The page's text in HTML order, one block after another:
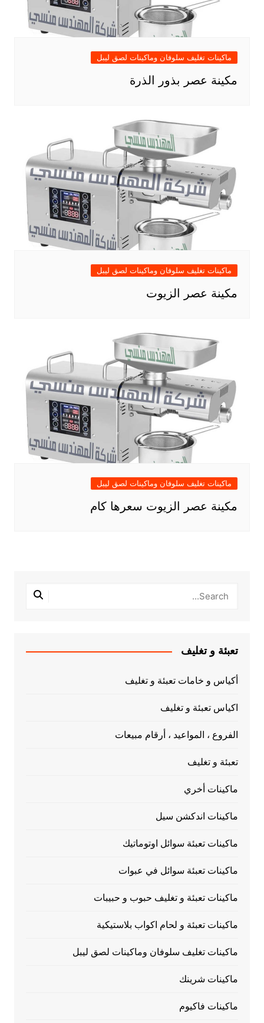
ماكينات تغليف سلوفان وماكينات لصق ليبل
مكينة عصر بذور الذرة
ماكينات تغليف سلوفان وماكينات لصق ليبل
مكينة عصر الزيوت
ماكينات تغليف سلوفان وماكينات لصق ليبل
مكينة عصر الزيوت سعرها كام
تعبئة و تغليف
أكياس و خامات تعبئة و تغليف
اكياس تعبئة و تغليف
الفروع ، المواعيد ، أرقام مبيعات
تعبئة و تغليف
ماكينات أخري
ماكينات اندكشن سيل
ماكينات تعبئة سوائل اوتوماتيك
ماكينات تعبئة سوائل في عبوات
ماكينات تعبئة و تغليف حبوب و حبيبات
ماكينات تعبئة و لحام اكواب بلاستيكية
ماكينات تغليف سلوفان وماكينات لصق ليبل
ماكينات شرينك
ماكينات فاكيوم